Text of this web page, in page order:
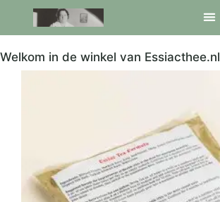
Welkom in de winkel van Essiacthee.nl